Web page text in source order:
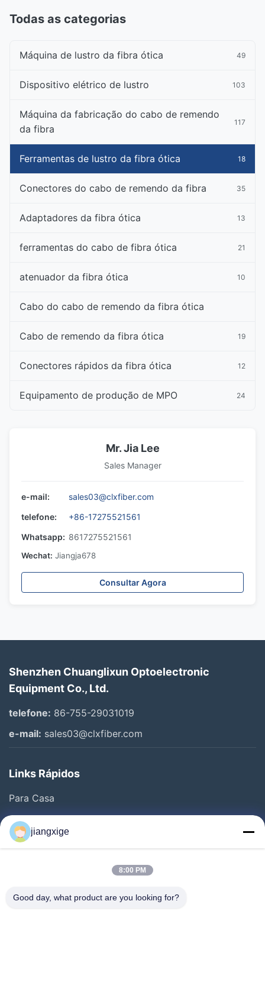
Todas as categorias
Máquina de lustro da fibra ótica 49
Dispositivo elétrico de lustro 103
Máquina da fabricação do cabo de remendo
da fibra
117
Ferramentas de lustro da fibra ótica 18
Conectores do cabo de remendo da fibra 35
Adaptadores da fibra ótica 13
ferramentas do cabo de fibra ótica 21
atenuador da fibra ótica 10
Cabo do cabo de remendo da fibra ótica
Cabo de remendo da fibra ótica 19
Conectores rápidos da fibra ótica 12
Equipamento de produção de MPO 24
Mr. Jia Lee
Sales Manager
e-mail:
sales03@clxfiber.com
telefone:
+86-17275521561
Whatsapp: 8617275521561
Wechat: Jiangja678
Consultar Agora
Shenzhen Chuanglixun Optoelectronic
Equipment Co., Ltd.
telefone: 86-755-29031019
e-mail: sales03@clxfiber.com
Links Rápidos
Para Casa
Produtos
Sobre Nós
Contacte-Nos
jiangxige
8:00 PM
Good day, what product are you looking for?